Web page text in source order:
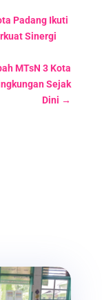
Padang Ikuti
Sinergi
MTsN 3 Kota
Sejak
Dini →